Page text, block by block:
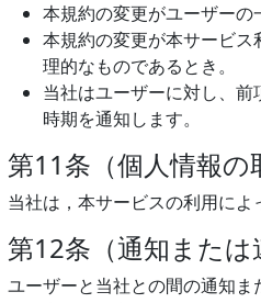
本規約の変更がユーザーの
本規約の変更が本サービ
理的なものであるとき。
当社はユーザーに対し、
時期を通知します。
第11条（個人情報の
当社は，本サービスの利用に
第12条（通知または
ユーザーと当社との間の通知